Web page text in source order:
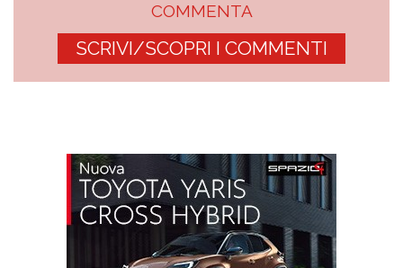
COMMENTA
SCRIVI/SCOPRI I COMMENTI